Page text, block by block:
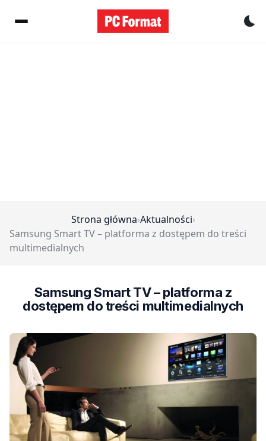
Strona główna›Aktualności›
Samsung Smart TV – platforma z dostępem do treści
multimedialnych
Samsung Smart TV – platforma z
dostępem do treści multimedialnych